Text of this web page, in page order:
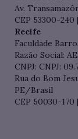
Av.
CEP 53300-240
Recife
Faculdade
Razão Social:
CNPJ: CNPJ:
Rua do Bom
PE/Brasil
CEP 50030-170